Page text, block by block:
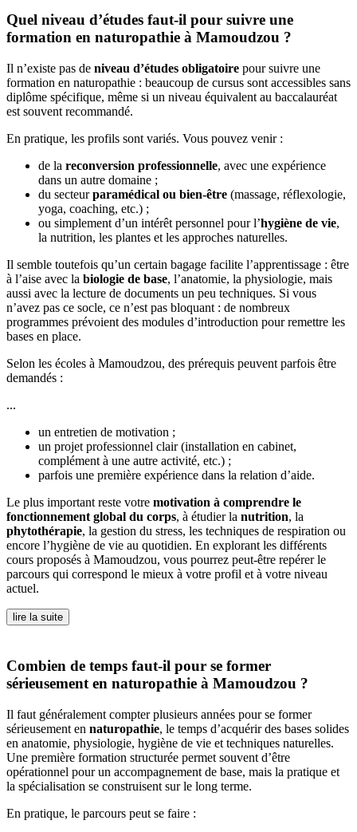
Quel niveau d’études faut-il pour suivre une
formation en naturopathie à Mamoudzou ?
Il n’existe pas de niveau d’études obligatoire pour suivre une
formation en naturopathie : beaucoup de cursus sont accessibles sans
diplôme spécifique, même si un niveau équivalent au baccalauréat
est souvent recommandé.
En pratique, les profils sont variés. Vous pouvez venir :
de la reconversion professionnelle, avec une expérience
dans un autre domaine ;
du secteurparamédical ou bien-être (massage, réflexologie,
yoga, coaching, etc.) ;
ou simplement d’un intérêt personnel pour l’hygiène de vie,
la nutrition, les plantes et les approches naturelles.
Il semble toutefois qu’un certain bagage facilite l’apprentissage : être
à l’aise avec la biologie de base, l’anatomie, la physiologie, mais
aussi avec la lecture de documents un peu techniques. Si vous
n’avez pas ce socle, ce n’est pas bloquant : de nombreux
programmes prévoient des modules d’introduction pour remettre les
bases en place.
Selon les écoles à Mamoudzou, des prérequis peuvent parfois être
demandés :
...
un entretien de motivation ;
un projet professionnel clair (installation en cabinet,
complément à une autre activité, etc.) ;
parfois une première expérience dans la relation d’aide.
Le plus important reste votre motivation à comprendre le
fonctionnement global du corps, à étudier la nutrition, la
phytothérapie, la gestion du stress, les techniques de respiration ou
encore l’hygiène de vie au quotidien. En explorant les différents
cours proposés à Mamoudzou, vous pourrez peut-être repérer le
parcours qui correspond le mieux à votre profil et à votre niveau
actuel.
lire la suite
Combien de temps faut-il pour se former
sérieusement en naturopathie à Mamoudzou ?
Il faut généralement compter plusieurs années pour se former
sérieusement en naturopathie, le temps d’acquérir des bases solides
en anatomie, physiologie, hygiène de vie et techniques naturelles.
Une première formation structurée permet souvent d’être
opérationnel pour un accompagnement de base, mais la pratique et
la spécialisation se construisent sur le long terme.
En pratique, le parcours peut se faire :